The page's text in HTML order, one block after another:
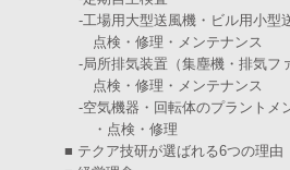
2024年12月(4)
2024年11月(6)
2024年10月(5)
2024年9月(4)
-工場用大型送風機・ビル用小型
点検・修理・メンテナンス
-局所排気装置（集塵機・排気フ
点検・修理・メンテナンス
-空気機器・回転体のプラントメ
・点検・修理
■ テクア技研が選ばれる6つの理由